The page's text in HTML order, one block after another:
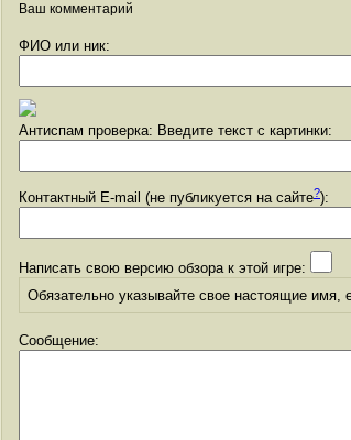
Ваш комментарий
ФИО или ник:
Антиспам проверка: Введите текст с картинки:
Контактный E-mail (не публикуется на сайте?):
Написать свою версию обзора к этой игре:
Обязательно указывайте свое настоящие имя,
Сообщение: